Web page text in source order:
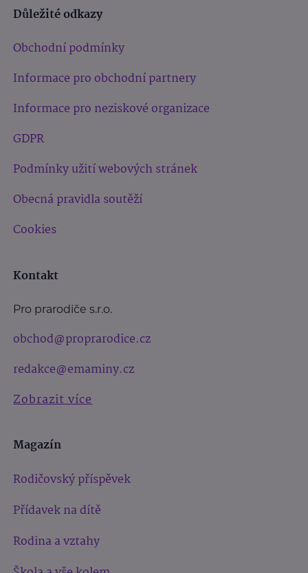
Důležité odkazy
Obchodní podmínky
Informace pro obchodní partnery
Informace pro neziskové organizace
GDPR
Podmínky užití webových stránek
Obecná pravidla soutěží
Cookies
Kontakt
Pro prarodiče s.r.o.
obchod@proprarodice.cz
redakce@emaminy.cz
Zobrazit více
Magazín
Rodičovský příspěvek
Přídavek na dítě
Rodina a vztahy